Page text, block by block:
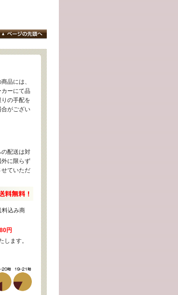
品には、
ーにて品
の手配を
がござい
配送は対
に限らず
ていただ
料込み商
円
します。